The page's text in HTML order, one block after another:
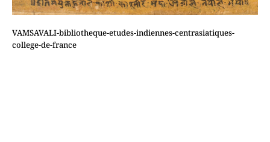
VAMSAVALI-bibliotheque-etudes-indiennes-centrasiatiques-
college-de-france